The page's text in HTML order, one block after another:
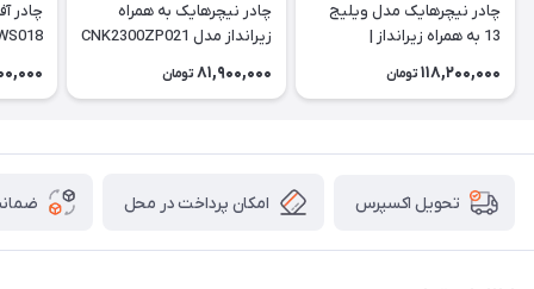
چادر نیچرهایک مدل ویلیج
13 به همراه زیرانداز |
CNH22ZP004
118,200,000 تومان
چادر نیچرهایک به همراه
زیرانداز مدل CNK2300ZP021
| Village 6
81,900,000 تومان
چادر
تحویل اکسپرس امکان پرداخت در محل